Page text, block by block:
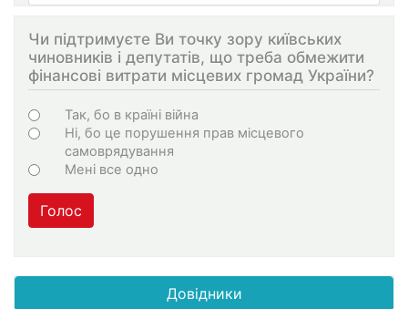
Чи підтримуєте Ви точку зору київських
чиновників і депутатів, що треба обмежити
фінансові витрати місцевих громад України?
Варіанти
Так, бо в країні війна
Ні, бо це порушення прав місцевого
самоврядування
Мені все одно
Голос
Довідники